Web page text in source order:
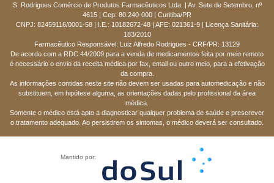
S. Rodrigues Comércio de Produtos Farmacêuticos Ltda. | Av. Sete de Setembro, nº
4615 | Cep: 80.240-000 | Curitiba/PR
CNPJ: 82459116/0001-58 | I.E.: 10182672-48 | AFE: 021361-9 | Licença Sanitária:
183/2010
Farmacêutico Responsável: Luiz Alfredo Rodrigues - CRF/PR: 13129
De acordo com a RDC 44/2009 para a venda de medicamentos feita por meio remoto
é necessário o envio da receita médica por fax, email ou outro meio, para a efetivação
da compra.
As informações contidas neste site não devem ser usadas para automedicação e não
substituem, em hipótese alguma, as orientações dadas pelo profissional da área
médica.
Somente o médico está apto a diagnosticar qualquer problema de saúde e prescrever
o tratamento adequado. Ao persistirem os sintomas, o médico deverá ser consultado.
Mantido por: